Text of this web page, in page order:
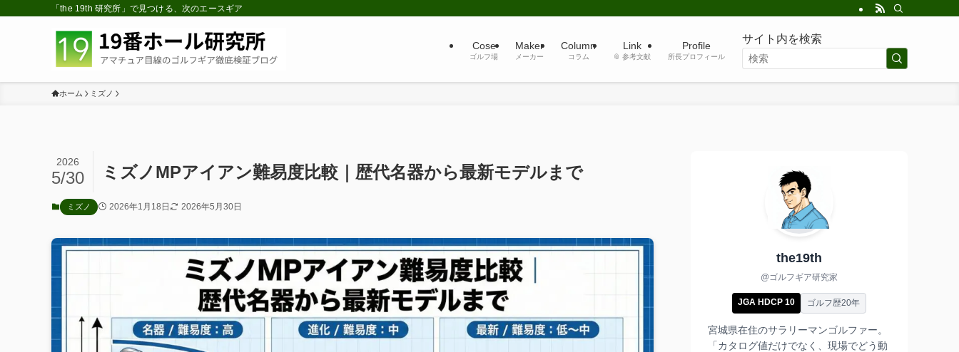
「the 19th 研究所」で見つける、次のエースギア
Cose
ゴルフ場
Maker
メーカー
Column
コラム
Link
📎 参考文献
Profile
所長プロフィール
サイト内を検索
ホーム ミズノ
ミズノMPアイアン難易度比較｜歴代名器から最新モデルまで
2026
5/30
ミズノ 2026年1月18日 2026年5月30日
the19th
@ゴルフギア研究家
JGA HDCP 10 ゴルフ歴20年
宮城県在住のサラリーマンゴルファー。
「カタログ値だけでなく、現場でどう動